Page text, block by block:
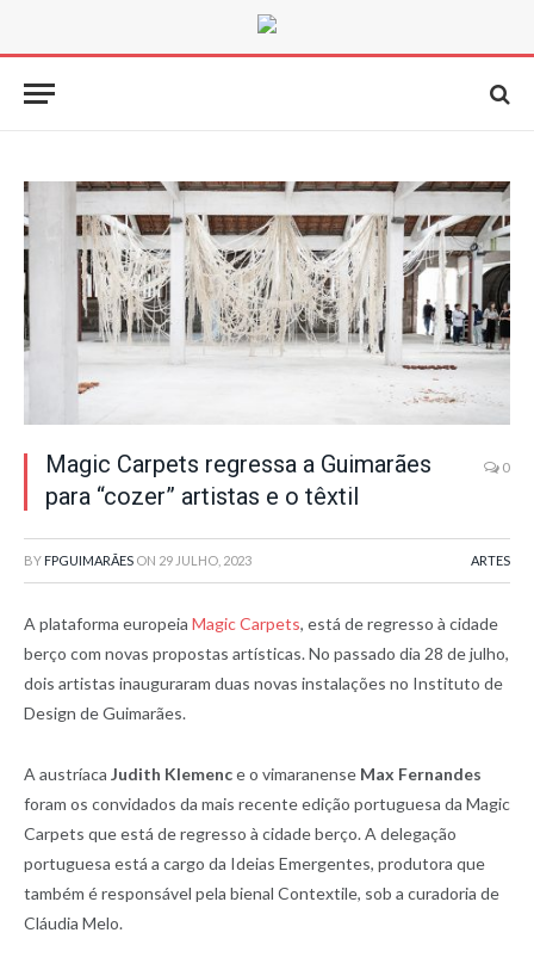
Magic Carpets regressa a Guimarães
para “cozer” artistas e o têxtil
0
BY FPGUIMARÃES ON 29 JULHO, 2023 ARTES
A plataforma europeia Magic Carpets, está de regresso à cidade
berço com novas propostas artísticas. No passado dia 28 de julho,
dois artistas inauguraram duas novas instalações no Instituto de
Design de Guimarães.
A austríaca Judith Klemence o vimaranense Max Fernandes
foram os convidados da mais recente edição portuguesa da Magic
Carpets que está de regresso à cidade berço. A delegação
portuguesa está a cargo da Ideias Emergentes, produtora que
também é responsável pela bienal Contextile, sob a curadoria de
Cláudia Melo.